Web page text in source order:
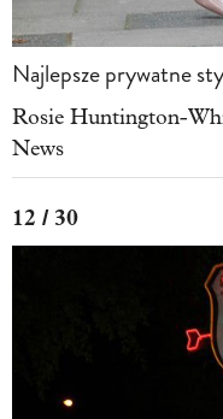
Najlepsze prywatne
Rosie Huntington-
News
12 / 30